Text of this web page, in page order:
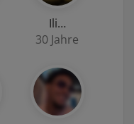
Ili…
30 Jahre